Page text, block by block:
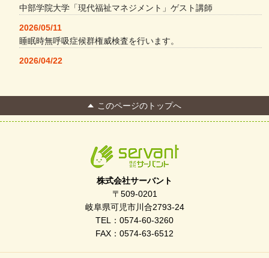
中部学院大学「現代福祉マネジメント」ゲスト講師
2026/05/11
睡眠時無呼吸症候群権威検査を行います。
2026/04/22
FC Bombonera 岐阜県No.1
令和7年度 岐阜県スポーツ賞「FC Bombonera」
岐阜県「働いてもらい方改革」優良事例集に掲載されました
このページのトップへ
株式会社サーバント
〒509-0201
岐阜県可児市川合2793-24
TEL：0574-60-3260
FAX：0574-63-6512